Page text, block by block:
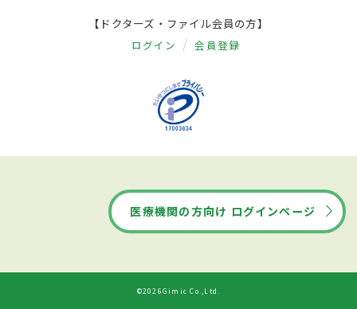
【ドクターズ・ファイル会員の方】
ログイン 会員登録
医療機関の方向け ログインページ
©2026Gimic Co.,Ltd.